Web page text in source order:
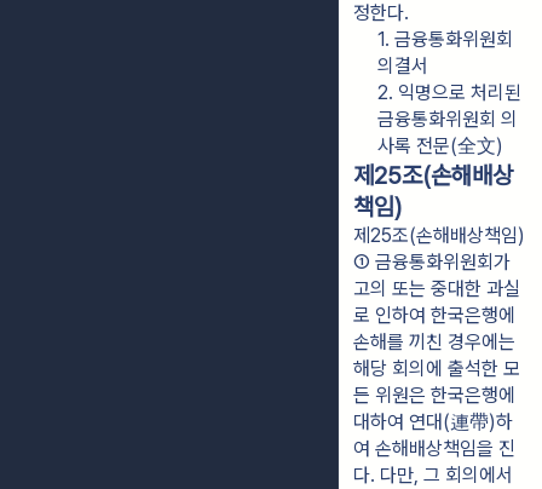
정한다.
1. 금융통화위원회
의결서
2. 익명으로 처리된
금융통화위원회 의
사록 전문(全文)
제25조(손해배상
책임)
제25조(손해배상책임)
① 금융통화위원회가
고의 또는 중대한 과실
로 인하여 한국은행에
손해를 끼친 경우에는
해당 회의에 출석한 모
든 위원은 한국은행에
대하여 연대(連帶)하
여 손해배상책임을 진
다. 다만, 그 회의에서